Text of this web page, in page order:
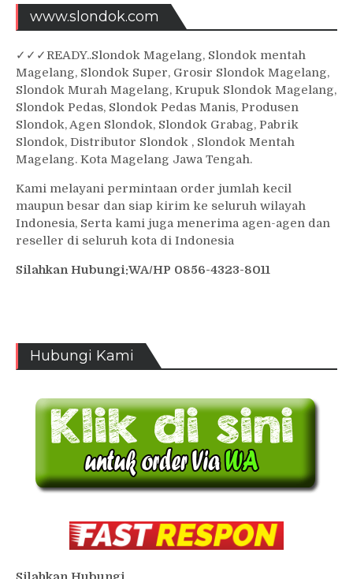
www.slondok.com
✓ ✓✓READY..Slondok Magelang, Slondok mentah
Magelang, Slondok Super, Grosir Slondok Magelang,
Slondok Murah Magelang, Krupuk Slondok Magelang,
Slondok Pedas, Slondok Pedas Manis, Produsen
Slondok, Agen Slondok, Slondok Grabag, Pabrik
Slondok, Distributor Slondok , Slondok Mentah
Magelang. Kota Magelang Jawa Tengah.
Kami melayani permintaan order jumlah kecil
maupun besar dan siap kirim ke seluruh wilayah
Indonesia, Serta kami juga menerima agen-agen dan
reseller di seluruh kota di Indonesia
Silahkan Hubungi:WA/HP 0856-4323-8011
Hubungi Kami